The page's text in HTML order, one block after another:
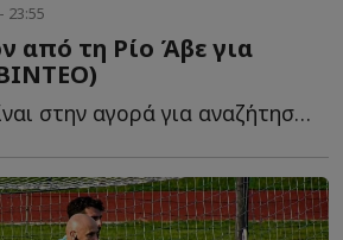
23:55
από τη Ρίο Άβε για
Ο Ολυμπιακός είναι στην αγορά για αναζήτηση επιθετικού, λ...